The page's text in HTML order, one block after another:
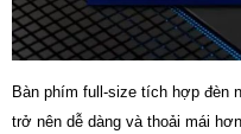
Bàn phím full-size tích hợp đèn
trở nên dễ dàng và thoải mái